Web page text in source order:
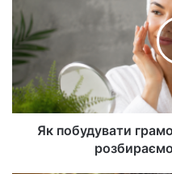
Як побудувати